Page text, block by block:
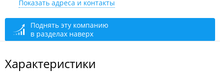
сегодня закрыто
Показать адреса и контакты
Поднять эту компанию
в разделах наверх
Характеристики